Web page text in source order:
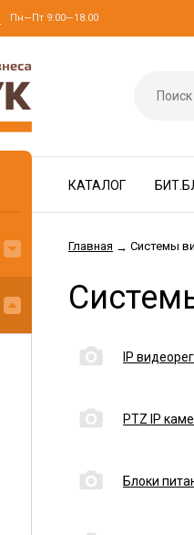
Пн—Пт 9:00—18:00
КАТАЛОГ
Главная → Системы
IP
PTZ IP
Блоки